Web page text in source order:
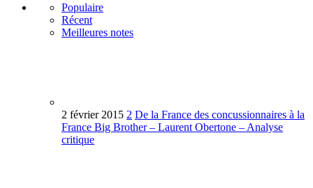
Populaire
Récent
Meilleures notes
2 février 2015 2 De la France des concussionnaires à la
France Big Brother – Laurent Obertone – Analyse
critique